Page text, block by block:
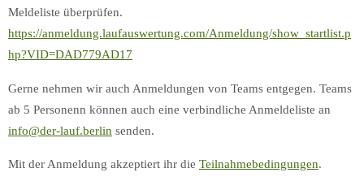
Meldeliste überprüfen.
https://anmeldung.laufauswertung.com/Anmeldung/show_startlist.p
hp?VID=DAD779AD17
Gerne nehmen wir auch Anmeldungen von Teams entgegen. Teams
ab 5 Personenn können auch eine verbindliche Anmeldeliste an
info@der-lauf.berlin senden.
Mit der Anmeldung akzeptiert ihr die Teilnahmebedingungen.